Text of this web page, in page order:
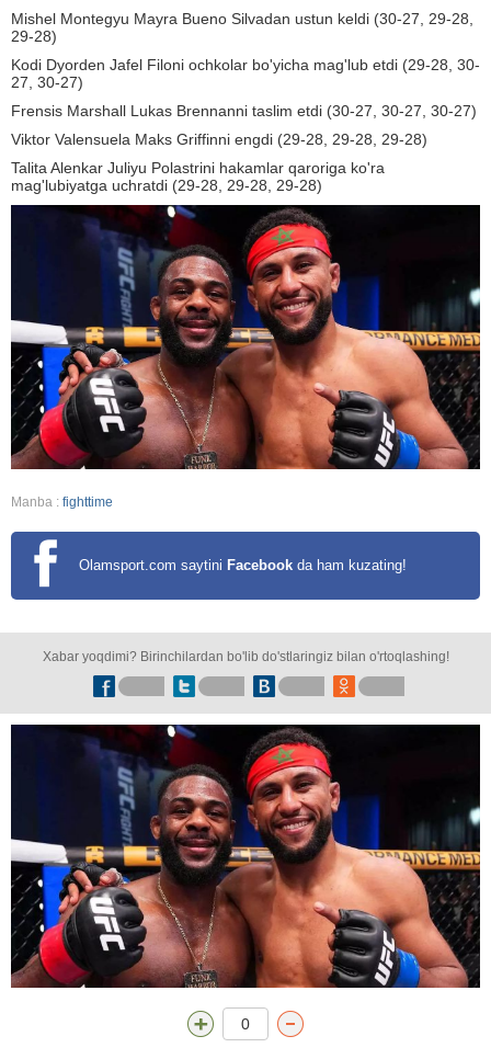
Mishel Montegyu Mayra Bueno Silvadan ustun keldi (30-27, 29-28,
29-28)
Kodi Dyorden Jafel Filoni ochkolar bo'yicha mag'lub etdi (29-28, 30-
27, 30-27)
Frensis Marshall Lukas Brennanni taslim etdi (30-27, 30-27, 30-27)
Viktor Valensuela Maks Griffinni engdi (29-28, 29-28, 29-28)
Talita Alenkar Juliyu Polastrini hakamlar qaroriga ko'ra
mag'lubiyatga uchratdi (29-28, 29-28, 29-28)
Manba : fighttime
Olamsport.com saytini Facebook da ham kuzating!
Xabar yoqdimi? Birinchilardan bo'lib do'stlaringiz bilan o'rtoqlashing!
0